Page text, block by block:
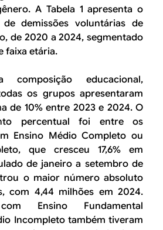
A Tabela 1 apresenta o
demissões voluntárias de
de 2020 a 2024, segmentado
faixa etária.
composição educacional,
os grupos apresentaram
de 10% entre 2023 e 2024. O
percentual foi entre os
Ensino Médio Completo ou
que cresceu 17,6% em
de janeiro a setembro de
o maior número absoluto
com 4,44 milhões em 2024.
Ensino Fundamental
Incompleto também tiveram